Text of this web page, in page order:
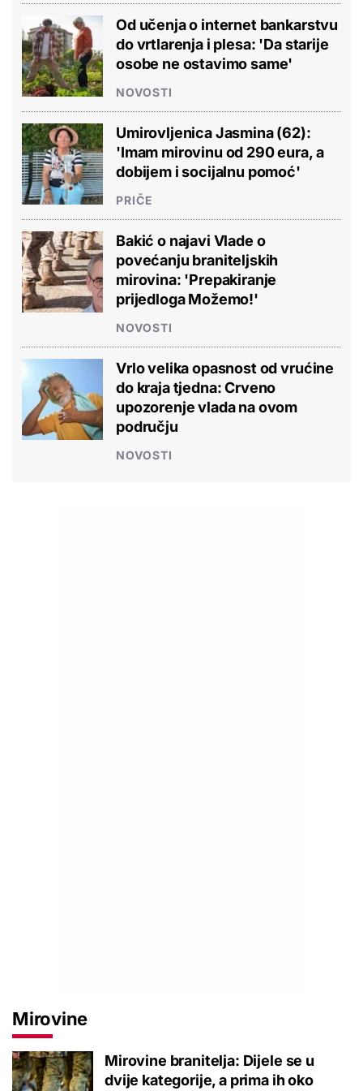
Od učenja o internet bankarstvu
do vrtlarenja i plesa: 'Da starije
osobe ne ostavimo same'
NOVOSTI
Umirovljenica Jasmina (62):
'Imam mirovinu od 290 eura, a
dobijem i socijalnu pomoć'
PRIČE
Bakić o najavi Vlade o
povećanju braniteljskih
mirovina: 'Prepakiranje
prijedloga Možemo!'
NOVOSTI
Vrlo velika opasnost od vrućine
do kraja tjedna: Crveno
upozorenje vlada na ovom
području
NOVOSTI
Mirovine
Mirovine branitelja: Dijele se u
dvije kategorije, a prima ih oko